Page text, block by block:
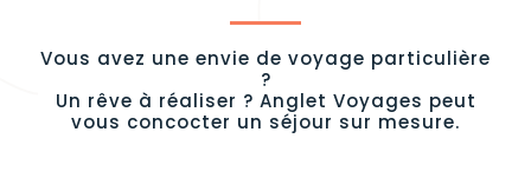
GROUPE
Vous avez une envie de voyage particulière
?
Un rêve à réaliser ? Anglet Voyages peut
vous concocter un séjour sur mesure.